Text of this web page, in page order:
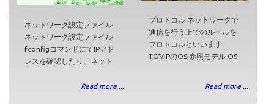
ネットワーク設定ファイル
ネットワーク設定ファイル
fconfigコマンドにてIPアド
レスを確認したり、ネット
Read more ...
プロトコル ネットワークで
通信を行う上でのルールを
プロトコルといいます。
TCP/IPのOSI参照モデル OS
Read more ...